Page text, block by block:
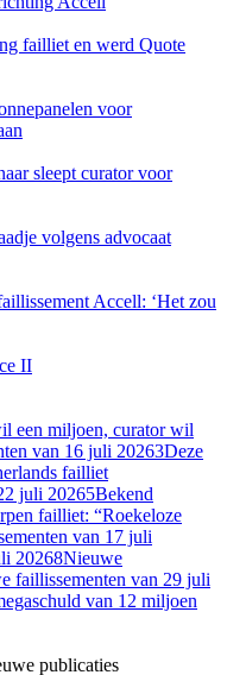
failliet en werd Quote
voor
sleept curator voor
volgens advocaat
Accell: ‘Het zou
II
een miljoen, curator wil
van 16 juli 20263Deze
failliet
juli 20265Bekend
failliet: “Roekeloze
van 17 juli
20268Nieuwe
faillissementen van 29 juli
van 12 miljoen
publicaties